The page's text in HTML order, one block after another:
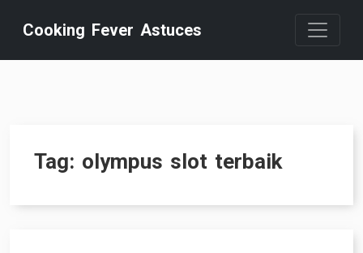
content
Cooking Fever Astuces
Tag: olympus slot terbaik